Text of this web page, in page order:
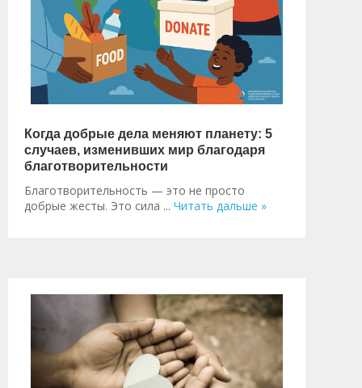
Когда добрые дела меняют планету: 5
случаев, изменивших мир благодаря
благотворительности
Благотворительность — это не просто
добрые жесты. Это сила ... Читать дальше »